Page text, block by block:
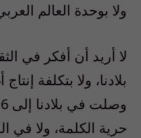
ولا بوحدة العالم
لا أريد أن أفكر في
بلادنا، ولا بتكلفة
حرية الكلمة، ولا في